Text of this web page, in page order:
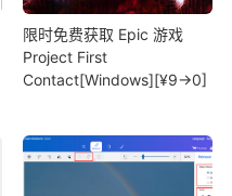
限时免费获取 Epic 游戏
Project First
Contact[Windows][¥9→0]